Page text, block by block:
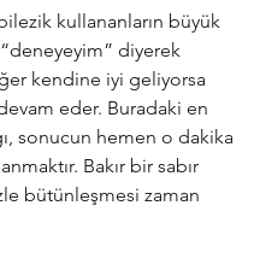
kullananların büyük
“deneyeyim” diyerek
kendine iyi geliyorsa
eder. Buradaki en
sonucun hemen o dakika
Bakır bir sabır
bütünleşmesi zaman